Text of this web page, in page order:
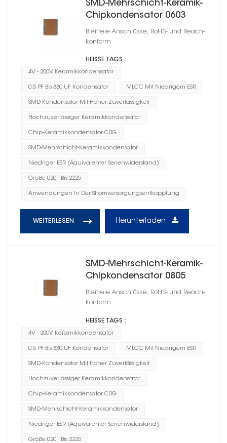
SMD-Mehrschicht-Keramik-
Chipkondensator 0603
Bleifreie Anschlüsse, RoHS- und Reach-
konform
HEISSE TAGS :
4V - 200V Keramikkondensator
0,5 PF Bis 330 UF Kondensator MLCC Mit Niedrigem ESR
SMD-Kondensator Mit Hoher Zuverlässigkeit
Hochzuverlässiger Keramikkondensator
Chip-Keramikkondensator C0G
SMD-Mehrschicht-Keramikkondensator
Niedriger ESR (Äquivalenter Serienwiderstand)
Größe 0201 Bis 2225
Anwendungen In Der Stromversorgungsentkopplung
WEITERLESEN Herunterladen
SMD-Mehrschicht-Keramik-
Chipkondensator 0805
Bleifreie Anschlüsse, RoHS- und Reach-
konform
HEISSE TAGS :
4V - 200V Keramikkondensator
0,5 PF Bis 330 UF Kondensator MLCC Mit Niedrigem ESR
SMD-Kondensator Mit Hoher Zuverlässigkeit
Hochzuverlässiger Keramikkondensator
Chip-Keramikkondensator C0G
SMD-Mehrschicht-Keramikkondensator
Niedriger ESR (Äquivalenter Serienwiderstand)
Größe 0201 Bis 2225